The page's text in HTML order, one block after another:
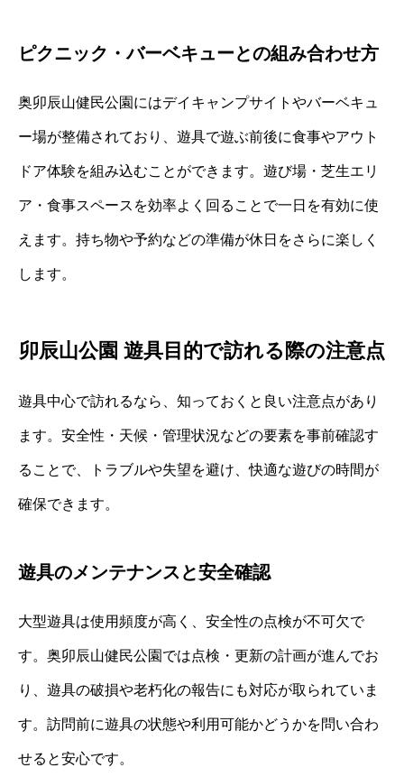
ピクニック・バーベキューとの組み合わせ方
奥卯辰山健民公園にはデイキャンプサイトやバーベキュ
ー場が整備されており、遊具で遊ぶ前後に食事やアウト
ドア体験を組み込むことができます。遊び場・芝生エリ
ア・食事スペースを効率よく回ることで一日を有効に使
えます。持ち物や予約などの準備が休日をさらに楽しく
します。
卯辰山公園 遊具目的で訪れる際の注意点
遊具中心で訪れるなら、知っておくと良い注意点があり
ます。安全性・天候・管理状況などの要素を事前確認す
ることで、トラブルや失望を避け、快適な遊びの時間が
確保できます。
遊具のメンテナンスと安全確認
大型遊具は使用頻度が高く、安全性の点検が不可欠で
す。奥卯辰山健民公園では点検・更新の計画が進んでお
り、遊具の破損や老朽化の報告にも対応が取られていま
す。訪問前に遊具の状態や利用可能かどうかを問い合わ
せると安心です。